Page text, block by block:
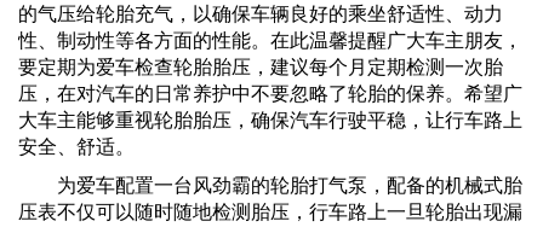
的气压给轮胎充气，以确保车辆良好的乘坐舒适性、动力
性、制动性等各方面的性能。在此温馨提醒广大车主朋友，
要定期为爱车检查轮胎胎压，建议每个月定期检测一次胎
压，在对汽车的日常养护中不要忽略了轮胎的保养。希望广
大车主能够重视轮胎胎压，确保汽车行驶平稳，让行车路上
安全、舒适。
为爱车配置一台风劲霸的轮胎打气泵，配备的机械式胎
压表不仅可以随时随地检测胎压，行车路上一旦轮胎出现漏